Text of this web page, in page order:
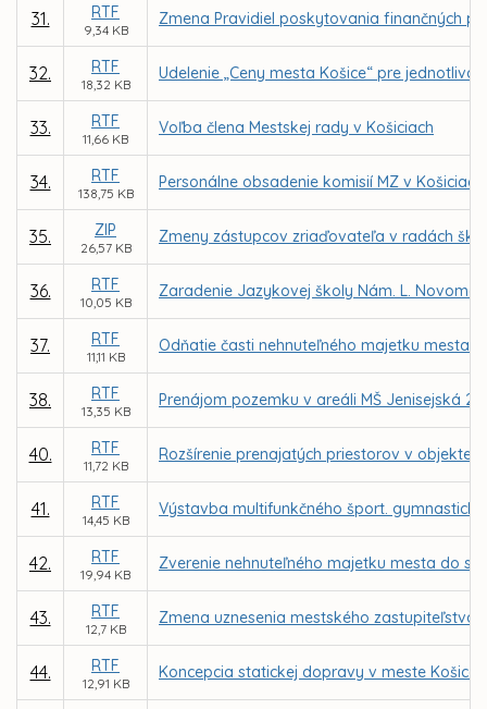
31. RTF
9,34 KB
Zmena Pravidiel poskytovania finančných
32. RTF
18,32 KB
Udelenie „Ceny mesta Košice“ pre
33. RTF
11,66 KB
Voľba člena Mestskej rady v Košiciach
34. RTF
138,75 KB
Personálne obsadenie komisií MZ v Košiciach
35. ZIP
26,57 KB
Zmeny zástupcov zriaďovateľa v radách
36. RTF
10,05 KB
Zaradenie Jazykovej školy Nám. L.
37. RTF
11,11 KB
Odňatie časti nehnuteľného majetku mesta –
38. RTF
13,35 KB
Prenájom pozemku v areáli MŠ Jenisejská
40. RTF
11,72 KB
Rozšírenie prenajatých priestorov v objekte
41. RTF
14,45 KB
Výstavba multifunkčného šport.
42. RTF
19,94 KB
Zverenie nehnuteľného majetku mesta do
43. RTF
12,7 KB
Zmena uznesenia mestského zastupiteľstva
44. RTF
12,91 KB
Koncepcia statickej dopravy v meste Košice